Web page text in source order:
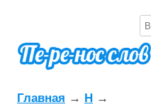
Главная → Н →